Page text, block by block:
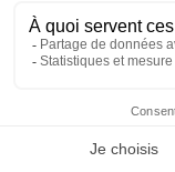
¹ données
version choisie